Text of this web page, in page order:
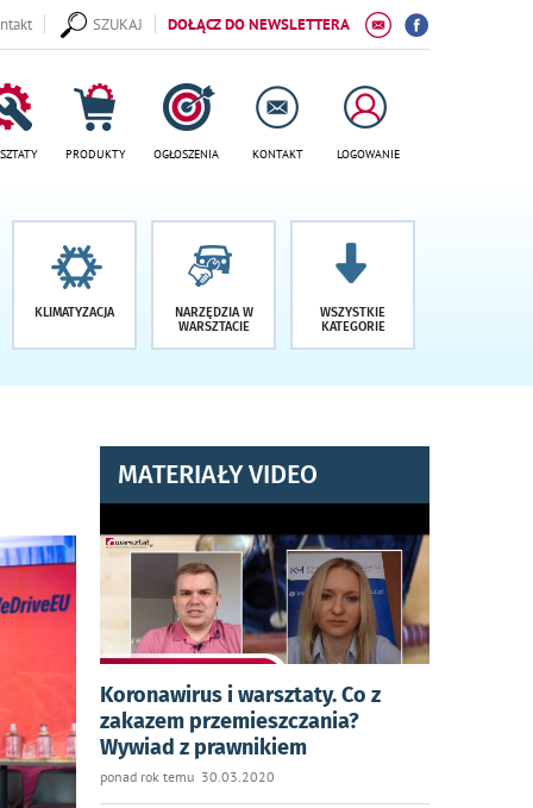
DOŁĄCZ DO NEWSLETTERA
SZUKAJ
PRODUKTY OGŁOSZENIA KONTAKT LOGOWANIE
KLIMATYZACJA
NARZĘDZIA W
WARSZTACIE
WSZYSTKIE
KATEGORIE
MATERIAŁY VIDEO
Koronawirus i warsztaty. Co z
zakazem przemieszczania?
Wywiad z prawnikiem
ponad rok temu 30.03.2020